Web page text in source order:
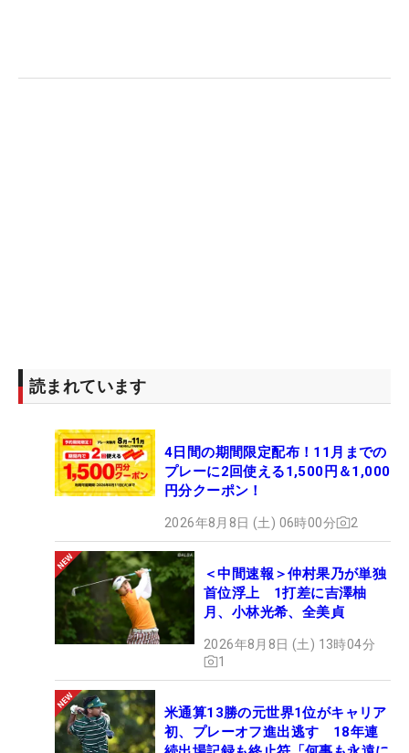
読まれています
4日間の期間限定配布！11月までの
プレーに2回使える1,500円＆1,000
円分クーポン！
2026年8月8日 (土) 06時00分 2
＜中間速報＞仲村果乃が単独
首位浮上 1打差に吉澤柚
月、小林光希、全美貞
2026年8月8日 (土) 13時04分
1
米通算13勝の元世界1位がキャリア
初、プレーオフ進出逃す 18年連